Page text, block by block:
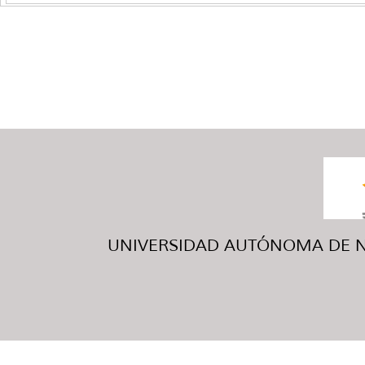
UNIVERSIDAD AUTÓNOMA DE